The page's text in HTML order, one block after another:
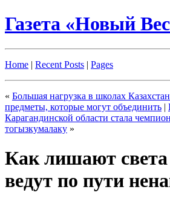
Газета «Новый
Home | Recent Posts | Pages
« Большая нагрузка в школах
предметы, которые могут объединить |
Карагандинской области стала
тогызкумалаку »
Как лишают
ведут по пути